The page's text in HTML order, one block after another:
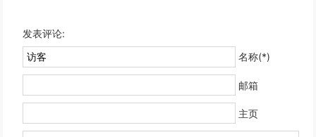
发表评论:
名称(*)
邮箱
主页